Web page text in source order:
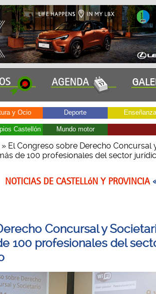
y Ocio Deporte Enseñanza
Castellón Mundo motor
El Congreso sobre Derecho Concursal
de 100 profesionales del sector
NOTICIAS DE CASTELLóN Y PROVINCIA
Concursal y
100 profesionales del